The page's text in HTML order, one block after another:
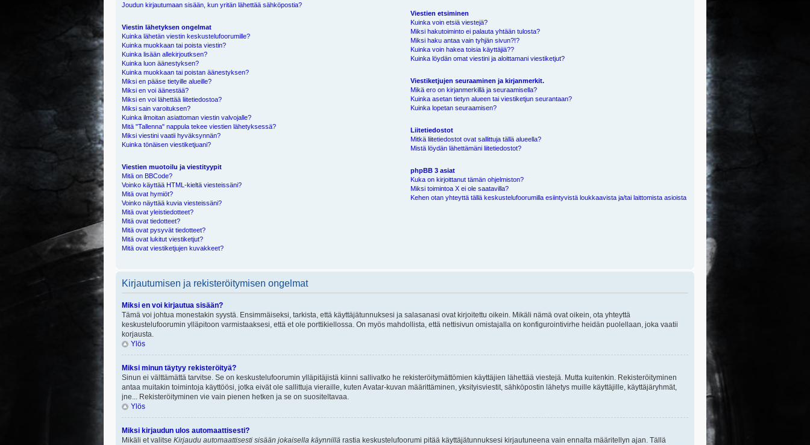
Joudun kirjautumaan sisään, kun yritän lähettää sähköpostia?
Viestin lähetyksen ongelmat
Kuinka lähetän viestin keskustelufoorumille?
Kuinka muokkaan tai poista viestin?
Kuinka lisään allekirjoutksen?
Kuinka luon äänestyksen?
Kuinka muokkaan tai poistan äänestyksen?
Miksi en pääse tietyille alueille?
Miksi en voi äänestää?
Miksi en voi lähettää liitetiedostoa?
Miksi sain varoituksen?
Kuinka ilmoitan asiattoman viestin valvojalle?
Mitä "Tallenna" nappula tekee viestien lähetyksessä?
Miksi viestini vaatii hyväksynnän?
Kuinka tönäisen viestiketjuani?
Viestien muotoilu ja viestityypit
Mitä on BBCode?
Voinko käyttää HTML-kieltä viesteissäni?
Mitä ovat hymiöt?
Voinko näyttää kuvia viesteissäni?
Mitä ovat yleistiedotteet?
Mitä ovat tiedotteet?
Mitä ovat pysyvät tiedotteet?
Mitä ovat lukitut viestiketjut?
Mitä ovat viestiketjujen kuvakkeet?
Viestien etsiminen
Kuinka voin etsiä viestejä?
Miksi hakutoiminto ei palauta yhtään tulosta?
Miksi haku antaa vain tyhjän sivun?!?
Kuinka voin hakea toisia käyttäjiä??
Kuinka löydän omat viestini ja aloittamani viestiketjut?
Viestiketjujen seuraaminen ja kirjanmerkit.
Mikä ero on kirjanmerkillä ja seuraamisella?
Kuinka asetan tietyn alueen tai viestiketjun seurantaan?
Kuinka lopetan seuraamisen?
Liitetiedostot
Mitkä liitetiedostot ovat sallittuja tällä alueella?
Mistä löydän lähettämäni liitetiedostot?
phpBB 3 asiat
Kuka on kirjoittanut tämän ohjelmiston?
Miksi toimintoa X ei ole saatavilla?
Kehen otan yhteyttä tällä keskustelufoorumilla esiintyvistä loukkaavista ja/tai laittomista asioista
Kirjautumisen ja rekisteröitymisen ongelmat
Miksi en voi kirjautua sisään?
Tämä voi johtua monestakin syystä. Ensimmäiseksi, tarkista, että käyttäjätunnuksesi ja salasanasi ovat kirjoitettu oikein. Mikäli nämä ovat oikein, ota yhteyttä
keskustelufoorumin ylläpitoon varmistaaksesi, että et ole porttikiellossa. On myös mahdollista, että nettisivun omistajalla on konfigurointivirhe heidän puolellaan, joka vaatii
korjausta.
Ylös
Miksi minun täytyy rekisteröityä?
Sinun ei välttämättä tarvitse. Se on keskustelufoorumin ylläpitäjistä kiinni sallivatko he rekisteröitymättömien käyttäjien lähettää viestejä. Mutta kuitenkin. Rekisteröityminen
antaa muitakin toimintoja käyttöösi, jotka eivät ole sallittuja vieraille, kuten Avatar-kuvan määrittäminen, yksityisviestit, sähköpostin lähetys muille käyttäjille, käyttäjäryhmät,
jne... Rekisteröityminen vie vain pienen hetken ja se on suositeltavaa.
Ylös
Miksi kirjaudun ulos automaattisesti?
Mikäli et valitse Kirjaudu automaattisesti sisään jokaisella käynnillä rastia keskustelufoorumi pitää käyttäjätunnuksesi kirjautuneena vain ennalta määritellyn ajan. Tällä